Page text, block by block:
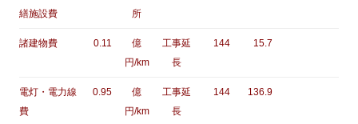
繕施設費
所
諸建物費 0.11
億
円/km
工事延
長
144 15.7
電灯・電力線
費
0.95
億
円/km
工事延
長
144 136.9